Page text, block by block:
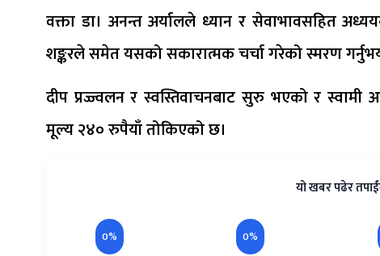
वक्ता डा। अनन्त अर्यालले ध्यान र सेवाभावसहित
शङ्करले समेत यसको सकारात्मक चर्चा गरेको स्मरण
दीप प्रज्ज्वलन र स्वस्तिवाचनबाट सुरु भएको र स्वामी
मूल्य २४० रुपैयाँ तोकिएको छ।
यो खबर पढेर
0% 0%